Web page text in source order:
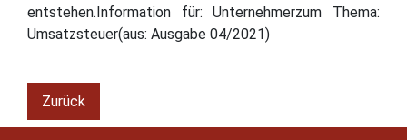
entstehen.Information für: Unternehmerzum Thema:
Umsatzsteuer(aus: Ausgabe 04/2021)
Zurück